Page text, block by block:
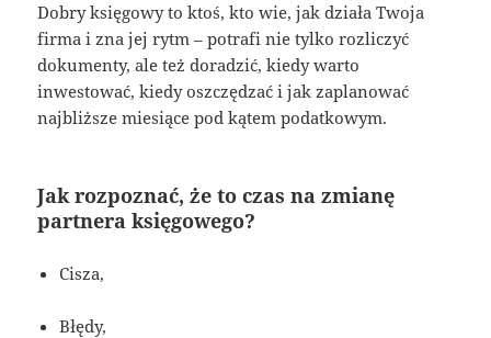
Dobry księgowy to ktoś, kto wie, jak działa Twoja
firma i zna jej rytm – potrafi nie tylko rozliczyć
dokumenty, ale też doradzić, kiedy warto
inwestować, kiedy oszczędzać i jak zaplanować
najbliższe miesiące pod kątem podatkowym.
Jak rozpoznać, że to czas na zmianę
partnera księgowego?
Cisza,
Błędy,